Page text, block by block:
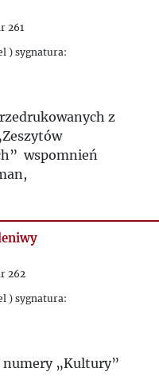
1984
1985
1990
261
) sygnatura:
z
wspomnień
262
) sygnatura:
numery „Kultury”